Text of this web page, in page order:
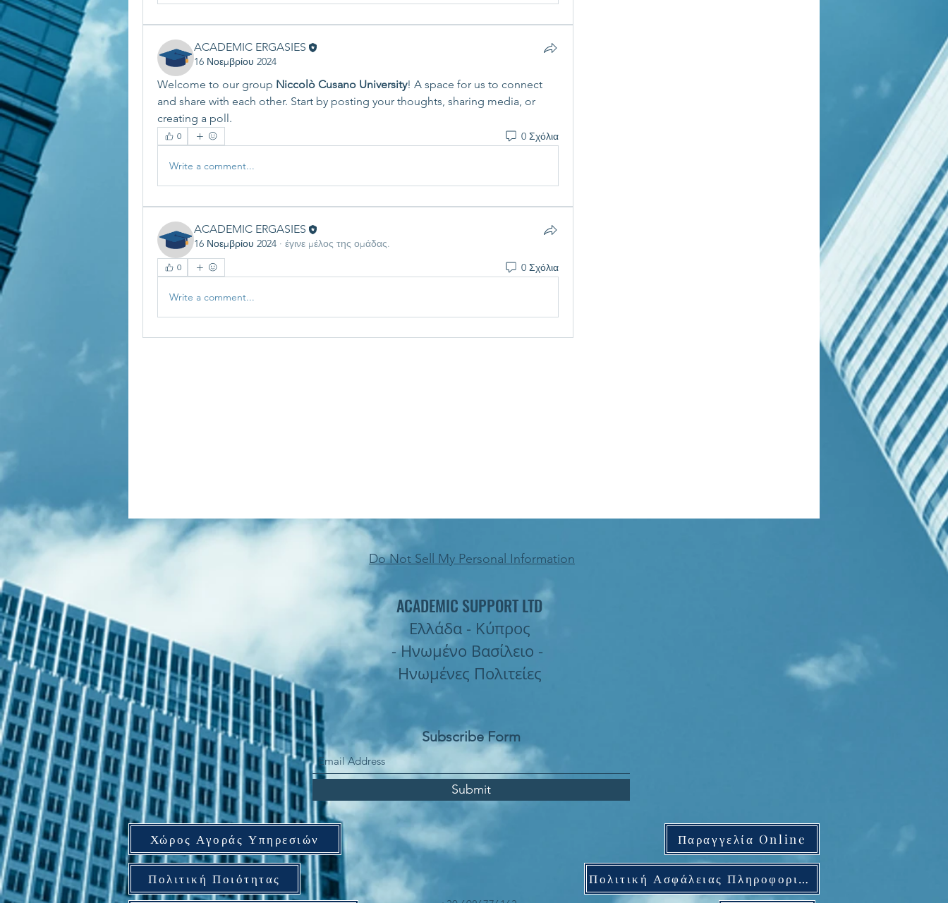
ACADEMIC ERGASIES
16 Νοεμβρίου 2024
Welcome to our group Niccolò Cusano University! A space for us to connect
and share with each other. Start by posting your thoughts, sharing media, or
creating a poll.
0 0 Σχόλια
Write a comment...
ACADEMIC ERGASIES
16 Νοεμβρίου 2024 · έγινε μέλος της ομάδας.
0 0 Σχόλια
Write a comment...
Do Not Sell My Personal Information
ACADEMIC SUPPORT LTD
Ελλάδα - Κύπρος
- Ηνωμένο Βασίλειο -
Ηνωμένες Πολιτείες
Subscribe Form
Submit
Χώρος Αγοράς Υπηρεσιών Παραγγελία Online
Πολιτική Ποιότητας Πολιτική Ασφάλειας Πληροφοριών